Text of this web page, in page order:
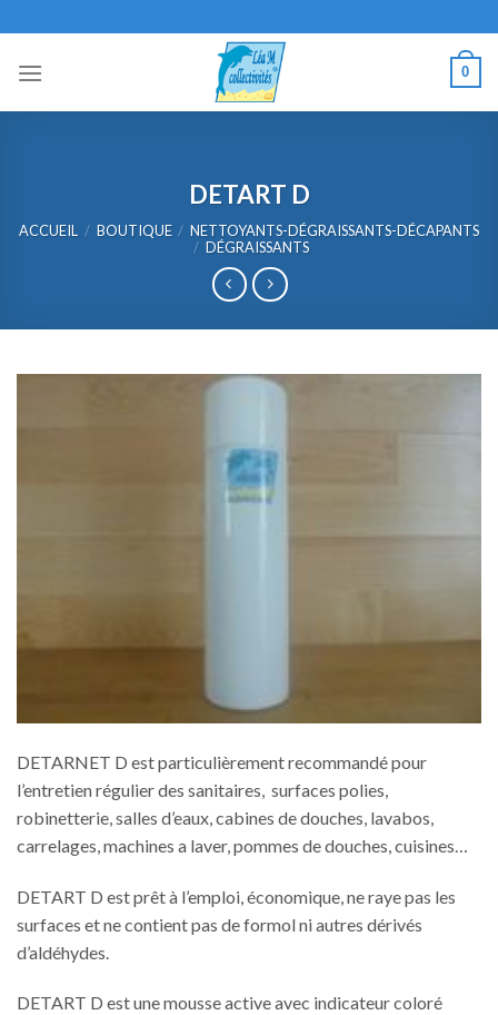
to
content
0
DETART D
ACCUEIL / BOUTIQUE / NETTOYANTS-DÉGRAISSANTS-DÉCAPANTS
/ DÉGRAISSANTS
DETARNET D est particulièrement recommandé pour
l’entretien régulier des sanitaires, surfaces polies,
robinetterie, salles d’eaux, cabines de douches, lavabos,
carrelages, machines a laver, pommes de douches, cuisines…
DETART D est prêt à l’emploi, économique, ne raye pas les
surfaces et ne contient pas de formol ni autres dérivés
d’aldéhydes.
DETART D est une mousse active avec indicateur coloré